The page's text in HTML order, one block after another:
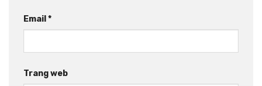
Email*
Trang web